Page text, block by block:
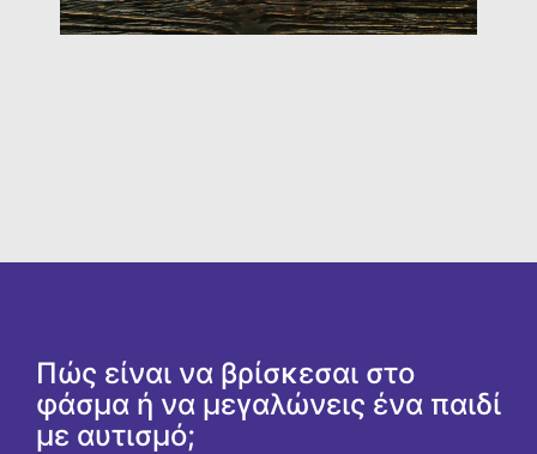
Πώς είναι να βρίσκεσαι στο
φάσμα ή να μεγαλώνεις ένα παιδί
με αυτισμό;